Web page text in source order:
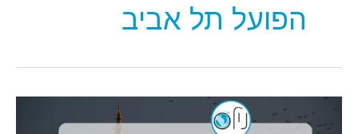
הפועל תל אביב